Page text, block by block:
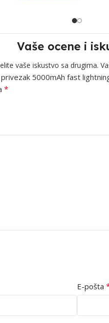
Vaše ocene i
vaše iskustvo sa drugima.
5000mAh fast
*
E-pošta